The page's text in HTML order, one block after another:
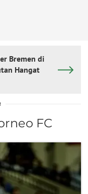
Bremen di
Hangat
FC